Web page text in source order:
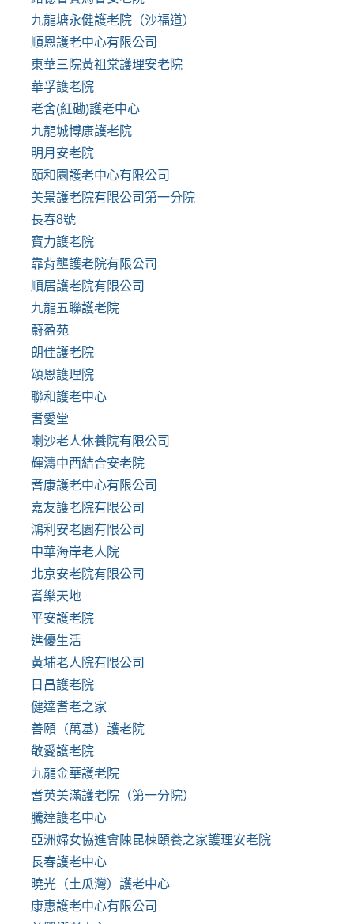
九龍塘永健護老院（沙福道）
順恩護老中心有限公司
東華三院黃祖棠護理安老院
華孚護老院
老舍(紅磡)護老中心
九龍城博康護老院
明月安老院
頤和園護老中心有限公司
美景護老院有限公司第一分院
長春8號
寶力護老院
靠背壟護老院有限公司
順居護老院有限公司
九龍五聯護老院
蔚盈苑
朗佳護老院
頌恩護理院
聯和護老中心
耆愛堂
喇沙老人休養院有限公司
輝濤中西結合安老院
耆康護老中心有限公司
嘉友護老院有限公司
鴻利安老園有限公司
中華海岸老人院
北京安老院有限公司
耆樂天地
平安護老院
進優生活
黃埔老人院有限公司
日昌護老院
健達耆老之家
善頤（萬基）護老院
敬愛護老院
九龍金華護老院
耆英美滿護老院（第一分院）
騰達護老中心
亞洲婦女協進會陳昆棟頤養之家護理安老院
長春護老中心
曉光（土瓜灣）護老中心
康惠護老中心有限公司